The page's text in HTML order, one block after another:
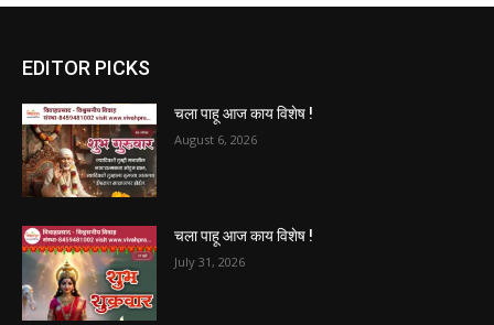
EDITOR PICKS
चला पाहू आज काय विशेष !
August 6, 2026
चला पाहू आज काय विशेष !
July 31, 2026